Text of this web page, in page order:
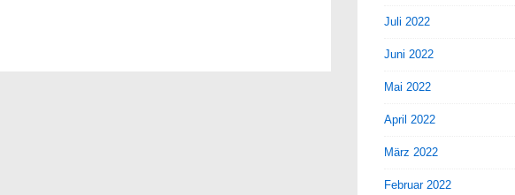
Juli 2022
Juni 2022
Mai 2022
April 2022
März 2022
Februar 2022